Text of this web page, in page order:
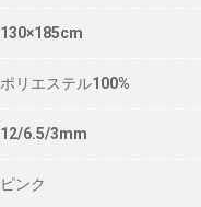
130×185cm
ポリエステル100%
12/6.5/3mm
ピンク